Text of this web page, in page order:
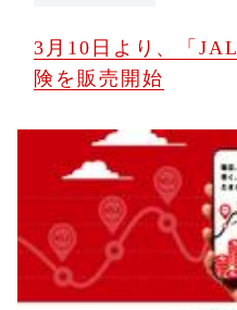
3月10日より、「
険を販売開始